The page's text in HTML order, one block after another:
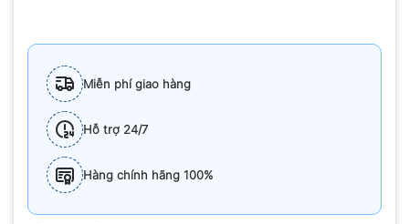
Miễn phí giao hàng
Hỗ trợ 24/7
Hàng chính hãng 100%